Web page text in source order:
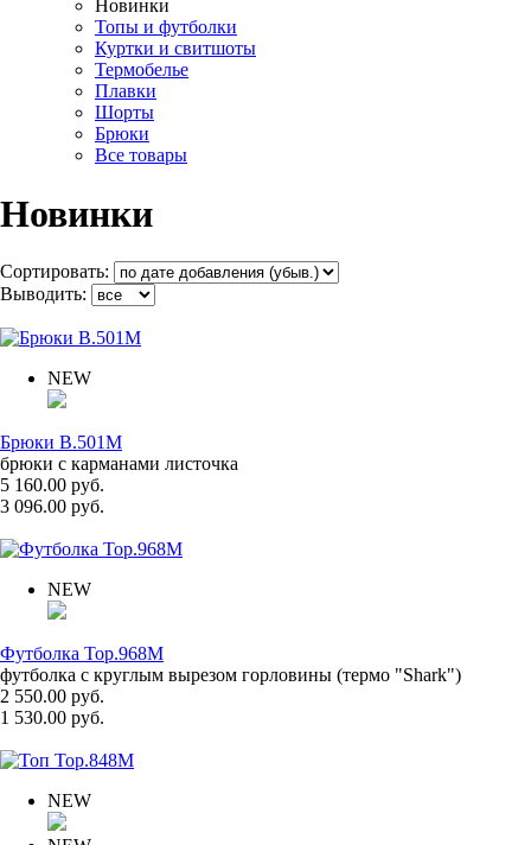
Новинки
Топы и футболки
Куртки и свитшоты
Термобелье
Плавки
Шорты
Брюки
Все товары
Новинки
Сортировать:
Выводить:
NEW
Брюки B.501M
брюки с карманами листочка
5 160.00 руб.
3 096.00 руб.
NEW
Футболка Top.968M
футболка с круглым вырезом горловины (термо "Shark")
2 550.00 руб.
1 530.00 руб.
NEW